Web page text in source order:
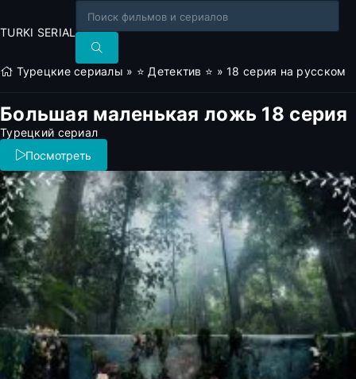
TURKI SERIAL
Турецкие сериалы » ⭐ Детектив ⭐ » 18 серия на русском
Большая маленькая ложь 18 серия
Турецкий сериал
Посмотреть